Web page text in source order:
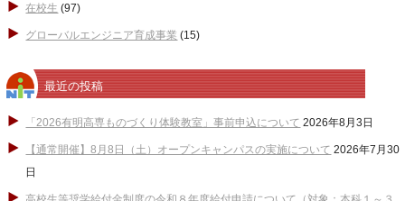
在校生 (97)
グローバルエンジニア育成事業 (15)
最近の投稿
「2026有明高専ものづくり体験教室」事前申込について 2026年8月3日
【通常開催】8月8日（土）オープンキャンパスの実施について 2026年7月30
日